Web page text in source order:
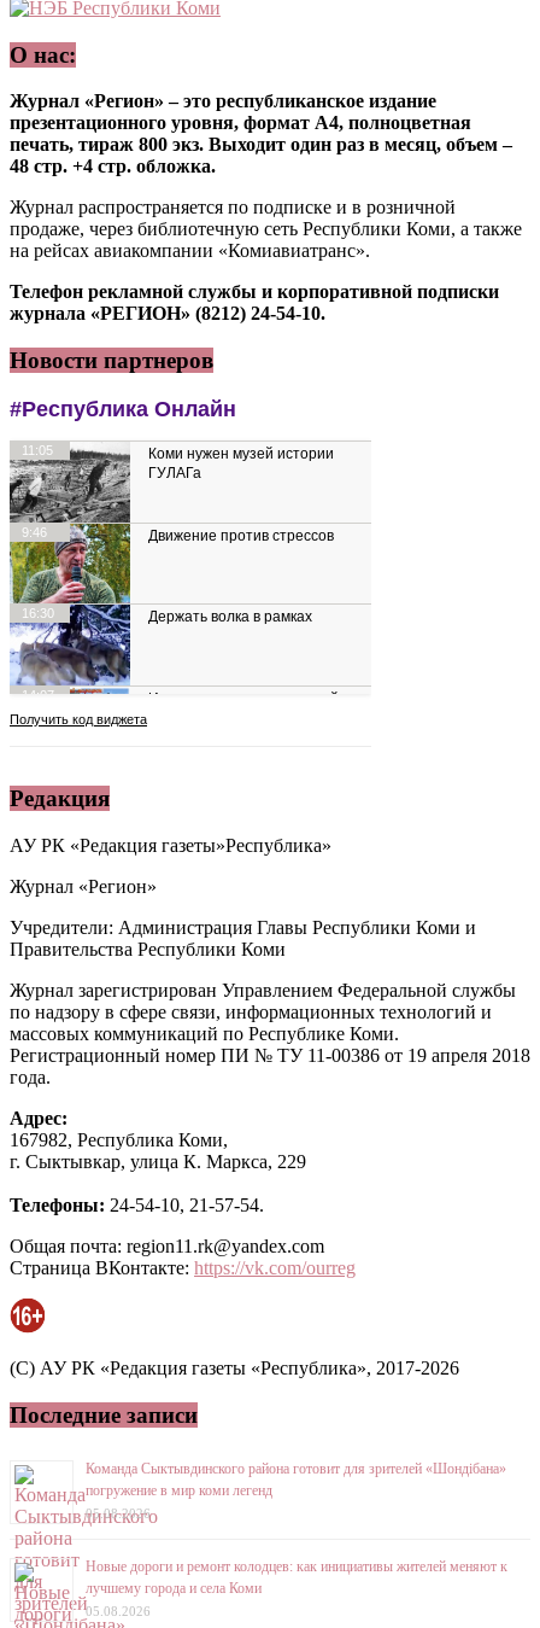
О нас:
Журнал «Регион» – это республиканское издание
презентационного уровня, формат А4, полноцветная
печать, тираж 800 экз. Выходит один раз в месяц, объем –
48 стр. +4 стр. обложка.
Журнал распространяется по подписке и в розничной
продаже, через библиотечную сеть Республики Коми, а также
на рейсах авиакомпании «Комиавиатранс».
Телефон рекламной службы и корпоративной подписки
журнала «РЕГИОН» (8212) 24-54-10.
Новости партнеров
Редакция
АУ РК «Редакция газеты»Республика»
Журнал «Регион»
Учредители: Администрация Главы Республики Коми и
Правительства Республики Коми
Журнал зарегистрирован Управлением Федеральной службы
по надзору в сфере связи, информационных технологий и
массовых коммуникаций по Республике Коми.
Регистрационный номер ПИ № ТУ 11-00386 от 19 апреля 2018
года.
Адрес:
167982, Республика Коми,
г. Сыктывкар, улица К. Маркса, 229
Телефоны: 24-54-10, 21-57-54.
Общая почта: region11.rk@yandex.com
Страница ВКонтакте: https://vk.com/ourreg
(C) АУ РК «Редакция газеты «Республика», 2017-2026
Последние записи
Команда Сыктывдинского района готовит для зрителей «Шондібана»
погружение в мир коми легенд
05.08.2026
Новые дороги и ремонт колодцев: как инициативы жителей меняют к
лучшему города и села Коми
05.08.2026